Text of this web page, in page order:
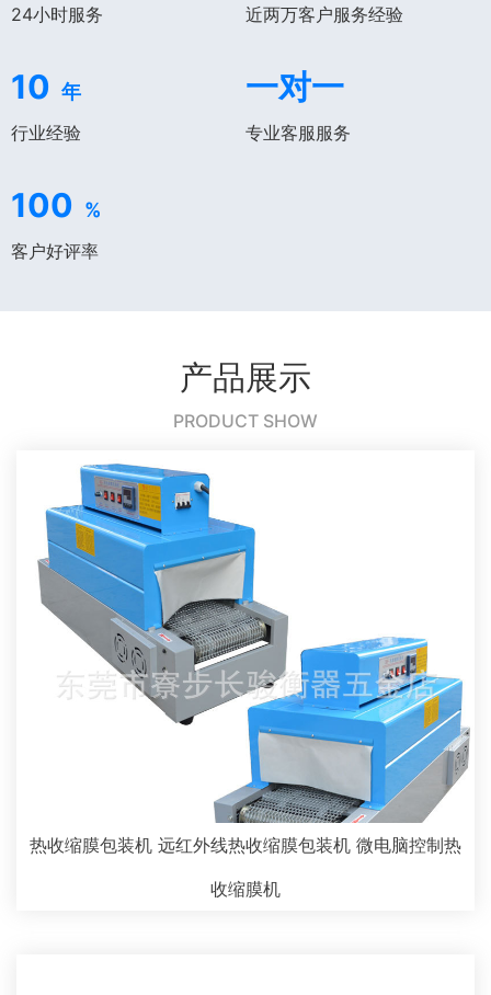
24小时服务 近两万客户服务经验
10 年
行业经验
一对一
专业客服服务
100 %
客户好评率
产品展示
PRODUCT SHOW
热收缩膜包装机 远红外线热收缩膜包装机 微电脑控制热
收缩膜机